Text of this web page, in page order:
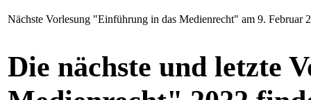
Nächste Vorlesung "Einführung in das Medienrecht" am 9. Februar
Die nächste und letzte